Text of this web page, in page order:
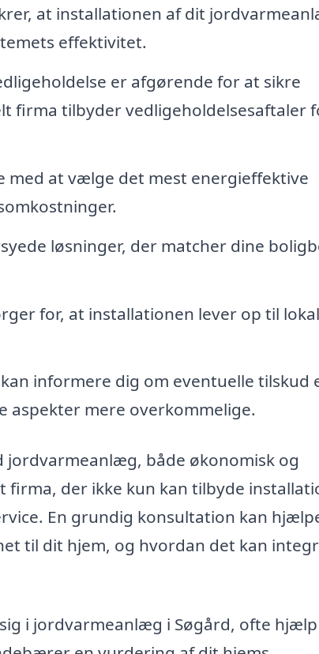
at installationen af dit
effektivitet.
er afgørende for at sikre
firma tilbyder vedligeholdelsesaftaler
med at vælge det mest energieffektive
løsninger, der matcher dine
for, at installationen lever op til
kan informere dig om eventuelle tilskud
aspekter mere overkommelige.
jordvarmeanlæg, både økonomisk og
der ikke kun kan tilbyde
En grundig konsultation kan
til dit hjem, og hvordan det kan
i jordvarmeanlæg i Søgård, ofte